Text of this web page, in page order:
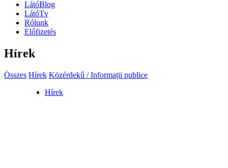
LátóBlog
LátóTv
Rólunk
Előfizetés
Hírek
Összes Hírek Közérdekű / Informații publice
Hírek